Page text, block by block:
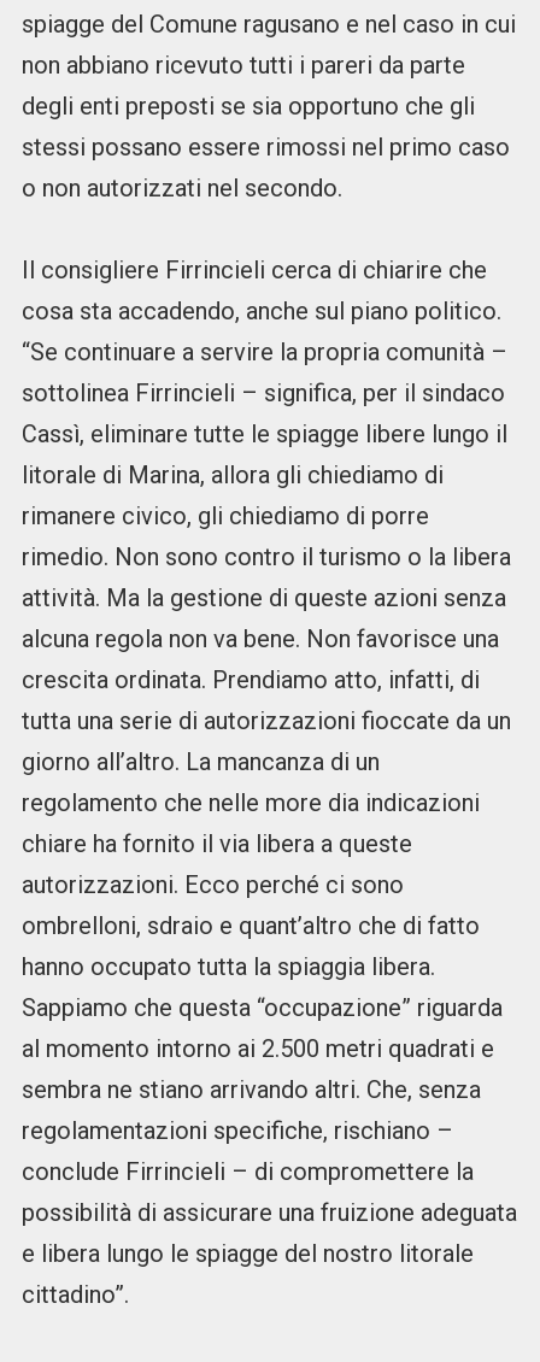
spiagge del Comune ragusano e nel caso in cui
non abbiano ricevuto tutti i pareri da parte
degli enti preposti se sia opportuno che gli
stessi possano essere rimossi nel primo caso
o non autorizzati nel secondo.
Il consigliere Firrincieli cerca di chiarire che
cosa sta accadendo, anche sul piano politico.
“Se continuare a servire la propria comunità –
sottolinea Firrincieli – significa, per il sindaco
Cassì, eliminare tutte le spiagge libere lungo il
litorale di Marina, allora gli chiediamo di
rimanere civico, gli chiediamo di porre
rimedio. Non sono contro il turismo o la libera
attività. Ma la gestione di queste azioni senza
alcuna regola non va bene. Non favorisce una
crescita ordinata. Prendiamo atto, infatti, di
tutta una serie di autorizzazioni fioccate da un
giorno all’altro. La mancanza di un
regolamento che nelle more dia indicazioni
chiare ha fornito il via libera a queste
autorizzazioni. Ecco perché ci sono
ombrelloni, sdraio e quant’altro che di fatto
hanno occupato tutta la spiaggia libera.
Sappiamo che questa “occupazione” riguarda
al momento intorno ai 2.500 metri quadrati e
sembra ne stiano arrivando altri. Che, senza
regolamentazioni specifiche, rischiano –
conclude Firrincieli – di compromettere la
possibilità di assicurare una fruizione adeguata
e libera lungo le spiagge del nostro litorale
cittadino”.